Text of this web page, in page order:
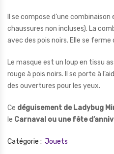
Il se compose d’une
chaussures non incluses). La
avec des pois noirs. Elle se ferme
Le masque est un loup en tissu
rouge à pois noirs. Il se porte à
des ouvertures pour les yeux.
Ce déguisement de Ladybug
le Carnaval ou une fête
Catégorie : Jouets